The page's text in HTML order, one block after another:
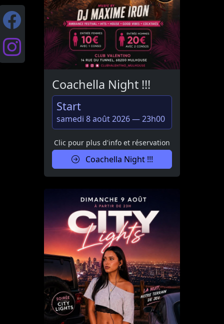
Coachella Night !!!
Start
samedi 8 août 2026 — 23h00
Clic pour plus d'info et réservation
Coachella Night !!!